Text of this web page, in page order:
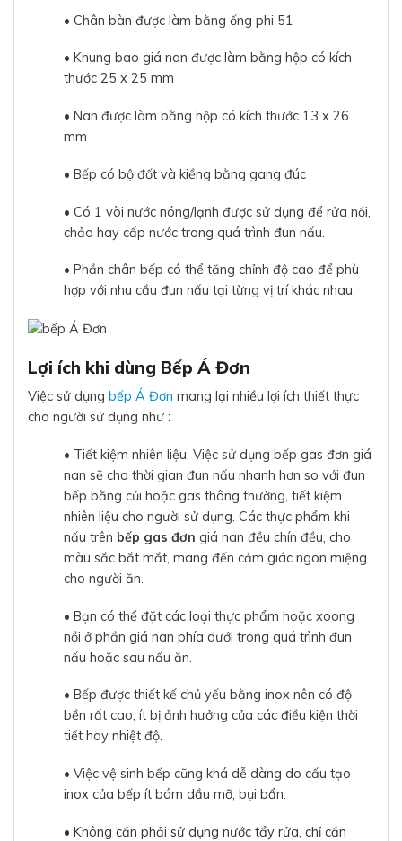
• Chân bàn được làm bằng ống phi 51
• Khung bao giá nan được làm bằng hộp có kích
thước 25 x 25 mm
• Nan được làm bằng hộp có kích thước 13 x 26
mm
• Bếp có bộ đốt và kiềng bằng gang đúc
• Có 1 vòi nước nóng/lạnh được sử dụng để rửa nồi,
chảo hay cấp nước trong quá trình đun nấu.
• Phần chân bếp có thể tăng chỉnh độ cao để phù
hợp với nhu cầu đun nấu tại từng vị trí khác nhau.
Lợi ích khi dùng Bếp Á Đơn
Việc sử dụng bếp Á Đơn mang lại nhiều lợi ích thiết thực
cho người sử dụng như :
• Tiết kiệm nhiên liệu: Việc sử dụng bếp gas đơn giá
nan sẽ cho thời gian đun nấu nhanh hơn so với đun
bếp bằng củi hoặc gas thông thường, tiết kiệm
nhiên liệu cho người sử dụng. Các thực phẩm khi
nấu trên bếp gas đơn giá nan đều chín đều, cho
màu sắc bắt mắt, mang đến cảm giác ngon miệng
cho người ăn.
• Bạn có thể đặt các loại thực phẩm hoặc xoong
nồi ở phần giá nan phía dưới trong quá trình đun
nấu hoặc sau nấu ăn.
• Bếp được thiết kế chủ yếu bằng inox nên có độ
bền rất cao, ít bị ảnh hưởng của các điều kiện thời
tiết hay nhiệt độ.
• Việc vệ sinh bếp cũng khá dễ dàng do cấu tạo
inox của bếp ít bám dầu mỡ, bụi bẩn.
• Không cần phải sử dụng nước tẩy rửa, chỉ cần